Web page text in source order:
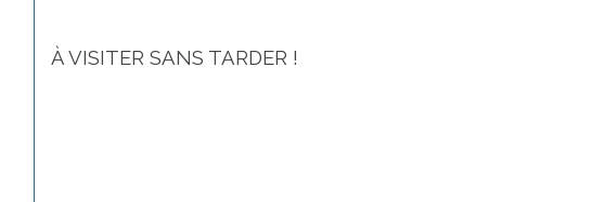
À VISITER SANS TARDER !